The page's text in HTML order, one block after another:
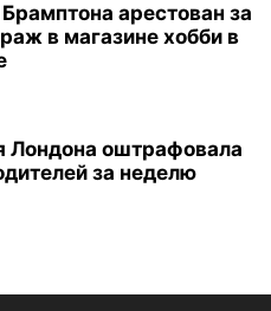
арестован за
в магазине хобби в
Лондона оштрафовала
за неделю